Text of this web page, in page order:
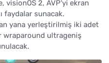
visionOS 2, AVP'yi ekran
faydalar sunacak.
yana yerleştirilmiş iki adet
wraparound ultrageniş